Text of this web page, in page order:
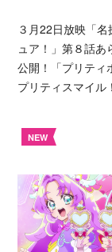
３月22日放映「
ュア！」第８話あ
公開！「プリティ
プリティスマイル
NEW